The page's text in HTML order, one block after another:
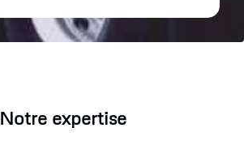
Notre expertise